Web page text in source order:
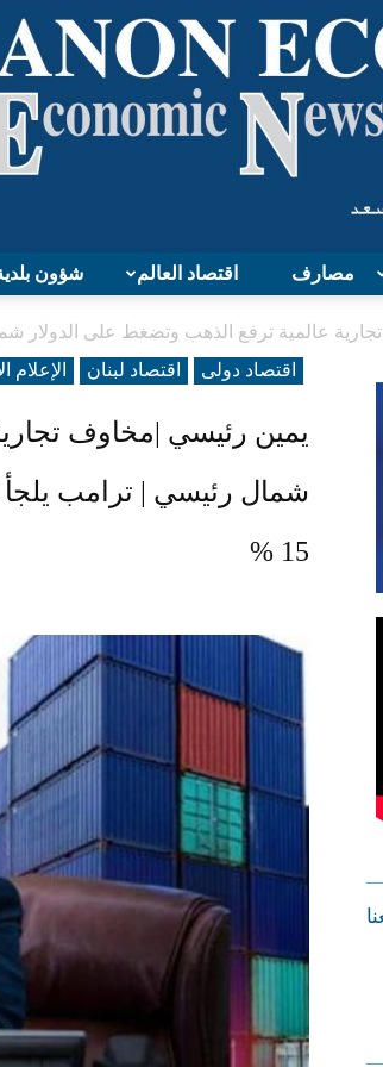
Lebanon
Economy
شؤون اقتصاد العالم مصارف
عالمية ترفع الذهب وتضغط على الدولار
اقتصاد دولی
اقتصاد لبنان الإعلام
يمين رئيسي |مخاوف
شمال رئيسي | ترامب
15 %